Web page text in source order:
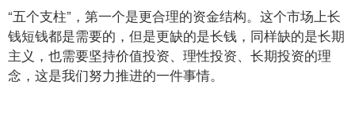
“五个支柱”，第一个是更合理的资金结构。这个市场上长
钱短钱都是需要的，但是更缺的是长钱，同样缺的是长期
主义，也需要坚持价值投资、理性投资、长期投资的理
念，这是我们努力推进的一件事情。